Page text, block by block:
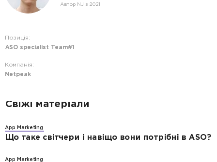
Автор NJ з 2021
Позиція:
ASO specialist Team#1
Компанія:
Netpeak
Свіжі матеріали
App Marketing
Що таке світчери і навіщо вони потрібні в ASO?
App Marketing